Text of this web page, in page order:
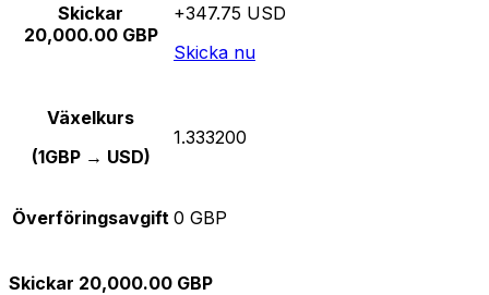
Skickar
20,000.00 GBP
+347.75 USD
Skicka nu
Växelkurs
(1GBP → USD)
1.333200
Överföringsavgift 0 GBP
Skickar 20,000.00 GBP